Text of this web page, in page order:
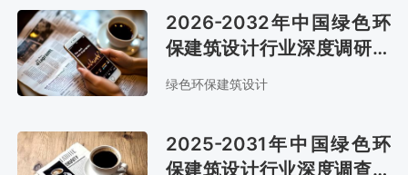
2026-2032年中国绿色环
保建筑设计行业深度调研与
发展趋势研究报告
绿色环保建筑设计
2025-2031年中国绿色环
保建筑设计行业深度调查与